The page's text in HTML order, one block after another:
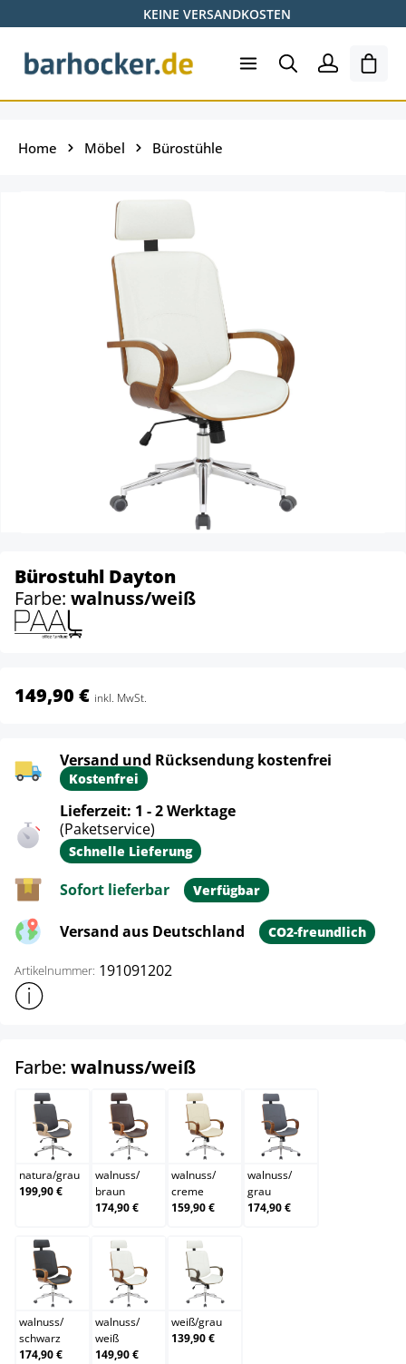
Zum Hauptinhalt springenKEINE VERSANDKOSTEN
Home Möbel Bürostühle
Bürostuhl Dayton
Farbe: walnuss/weiß
149,90 € inkl. MwSt.
Versand und Rücksendung kostenfrei
Kostenfrei
Lieferzeit: 1 - 2 Werktage
(Paketservice)
Schnelle Lieferung
Sofort lieferbar Verfügbar
Versand aus Deutschland CO2-freundlich
Artikelnummer: 191091202
Weitere Produktinformationen anzeigen
Farbe: walnuss/weißauswählen
natura/grau
natura/grau
199,90 €
walnuss/braun
walnuss/
braun
174,90 €
walnuss/creme
walnuss/
creme
159,90 €
walnuss/grau
walnuss/
grau
174,90 €
walnuss/schwarz
walnuss/
schwarz
174,90 €
walnuss/weiß
walnuss/
weiß
149,90 €
weiß/grau
weiß/grau
139,90 €